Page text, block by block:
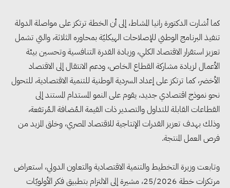
كما أشارت الدكتورة رانيا المشاط، إلى أن الخطة ترتكز على مواصلة الدولة
تنفيذ البرنامج الوطني للإصلاحات الهيكليّة بمحاوره الثلاثة، والتي تشمل
تعزيز استقرار الاقتصاد الكلي، وزيادة القدرة التنافسية وتحسين بيئة
الأعمال لزيادة مشاركة القطاع الخاص، ودعم الانتقال إلى الاقتصاد
الأخضر، كما ترتكز على إعداد السردية الوطنية للتنمية الاقتصادية، للتحول
نحو نموذج اقتصادي جديد، يقوم على النمو المستدام المستند إلى
القطاعات القابلة للتداول والتصدير ذات القيمة الـمُضافة الـمُرتفعة،
وذلك بهدف تعزيز القدرات الإنتاجية للاقتصاد المصري، وخلق المزيد من
فرص العمل المنتجة.
وتابعت وزيرة التخطيط والتنمية الاقتصادية والتعاون الدولي، استعراض
مرتكزات خطة 25/2026، مشيرة إلى الالتزام بتطبيق فكر الأولويّات